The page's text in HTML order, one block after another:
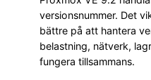
versionsnummer. Det
bättre på att hantera
belastning, nätverk,
fungera tillsammans.